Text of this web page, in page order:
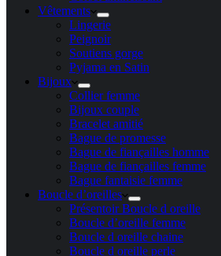
Vêtements
Lingerie
Peignoir
Soutiens gorge
Pyjama en Satin
Bijoux
Collier femme
Bijoux couple
Bracelet amitié
Bague de promesse
Bague de fiançailles homme
Bague de fiançailles femme
Bague fantaisie femme
Boucle d’oreilles
Présentoir Boucle d oreille
Boucle d’oreille femme
Boucle d oreille chaine
Boucle d oreille perle